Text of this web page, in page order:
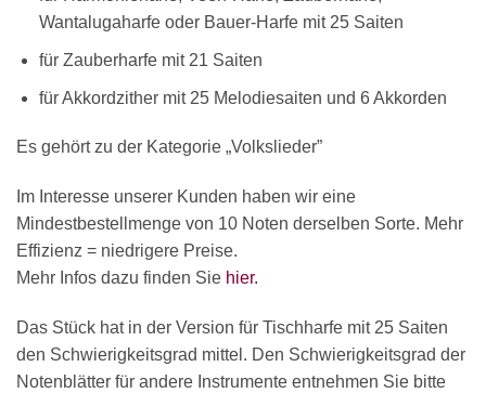
Wantalugaharfe oder Bauer-Harfe mit 25 Saiten
für Zauberharfe mit 21 Saiten
für Akkordzither mit 25 Melodiesaiten und 6 Akkorden
Es gehört zu der Kategorie „Volkslieder”
Im Interesse unserer Kunden haben wir eine
Mindestbestellmenge von 10 Noten derselben Sorte. Mehr
Effizienz = niedrigere Preise.
Mehr Infos dazu finden Sie hier.
Das Stück hat in der Version für Tischharfe mit 25 Saiten
den Schwierigkeitsgrad mittel. Den Schwierigkeitsgrad der
Notenblätter für andere Instrumente entnehmen Sie bitte